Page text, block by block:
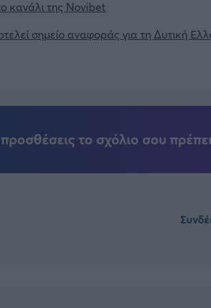
κανάλι της Novibet
σημείο αναφοράς για τη Δυτική
προσθέσεις το σχόλιο σου